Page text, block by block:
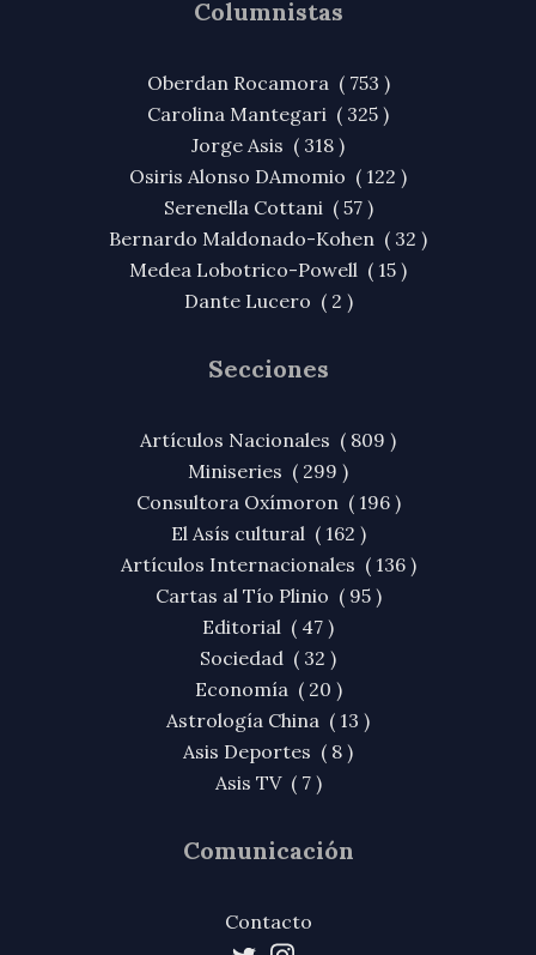
Columnistas
Oberdan Rocamora ( 753 )
Carolina Mantegari ( 325 )
Jorge Asis ( 318 )
Osiris Alonso DAmomio ( 122 )
Serenella Cottani ( 57 )
Bernardo Maldonado-Kohen ( 32 )
Medea Lobotrico-Powell ( 15 )
Dante Lucero ( 2 )
Secciones
Artículos Nacionales ( 809 )
Miniseries ( 299 )
Consultora Oxímoron ( 196 )
El Asís cultural ( 162 )
Artículos Internacionales ( 136 )
Cartas al Tío Plinio ( 95 )
Editorial ( 47 )
Sociedad ( 32 )
Economía ( 20 )
Astrología China ( 13 )
Asis Deportes ( 8 )
Asis TV ( 7 )
Comunicación
Contacto